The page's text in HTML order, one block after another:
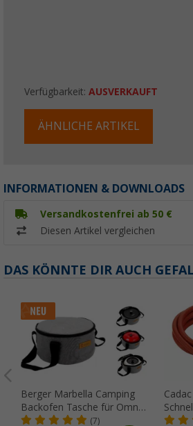
Verfügbarkeit: AUSVERKAUFT
ÄHNLICHE ARTIKEL
INFORMATIONEN & DOWNLOADS
Versandkostenfrei ab 50 €
Diesen Artikel vergleichen
DAS KÖNNTE DIR AUCH
Berger Marbella Camping
Backofen Tasche für Omnia
Classic & Maxi, Enders
(7)